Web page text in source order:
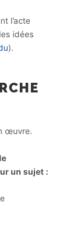
l’acte
idées
).
œuvre.
un sujet :